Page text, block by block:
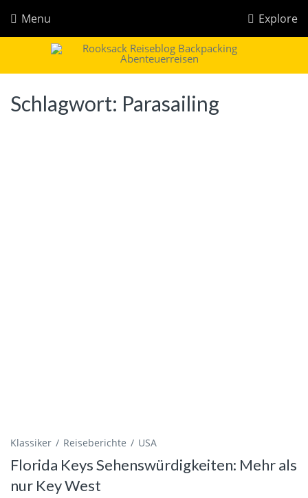
Explore
Menu
Rooksack
Reiseblog für Backpacking in Europa und der Welt
Schlagwort: Parasailing
Klassiker Reiseberichte USA
Florida Keys Sehenswürdigkeiten: Mehr als
nur Key West